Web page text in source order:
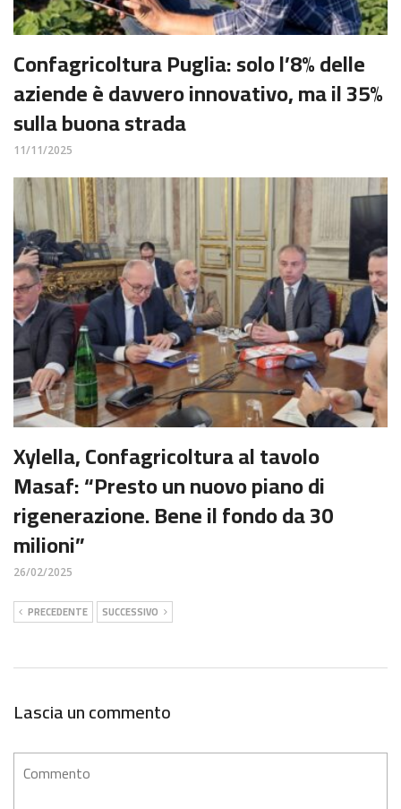
Confagricoltura Puglia: solo l’8% delle
aziende è davvero innovativo, ma il 35%
sulla buona strada
11/11/2025
Xylella, Confagricoltura al tavolo
Masaf: “Presto un nuovo piano di
rigenerazione. Bene il fondo da 30
milioni”
26/02/2025
PRECEDENTE SUCCESSIVO
Lascia un commento